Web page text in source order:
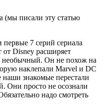
(мы писали эту статью
7 серий сериала
Disney расширяет
необычный. Он не похож на
наклепали Marvel и DC
наши знакомые перестали
Они просто не осознали
надо смотреть